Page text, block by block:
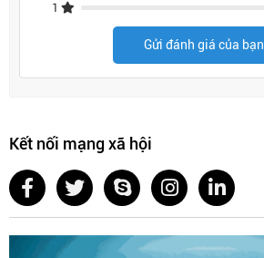
1
Gửi đánh giá của bạn
Kết nối mạng xã hội